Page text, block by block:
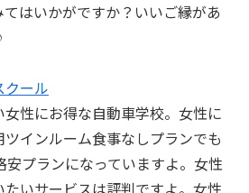
はいかがですか？いいご縁があ
クール
性にお得な自動車学校。女性に
インルーム食事なしプランでも
安プランになっていますよ。女性